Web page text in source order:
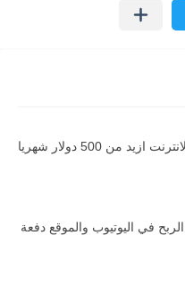
كيفية الربح من الانترنت ازيد من 500 دولار شهريا
في اليوتيوب والموقع دفعة